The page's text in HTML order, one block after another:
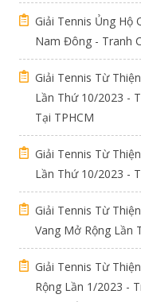
Giải Tennis Ủng Hộ
Nam Đông - Tranh
Giải Tennis Từ
Lần Thứ 10/2023 -
Tại TPHCM
Giải Tennis Từ
Lần Thứ 10/2023 -
Giải Tennis Từ
Vang Mở Rộng Lần
Giải Tennis Từ
Rộng Lần 1/2023 -